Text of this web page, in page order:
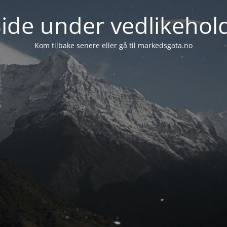
under
Kom tilbake senere eller gå til markedsgata.no